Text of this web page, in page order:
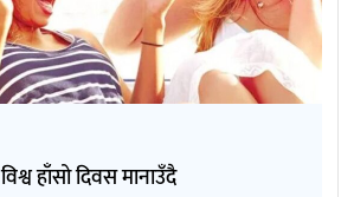
विश्व हाँसो दिवस मानाउँदै